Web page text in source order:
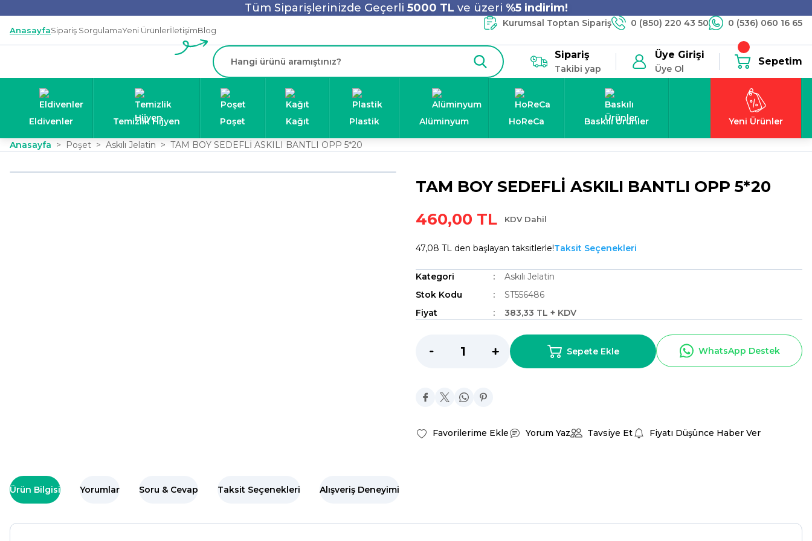
Tüm Siparişlerinizde Geçerli 5000 TL ve üzeri %5 indirim!
AnasayfaSipariş SorgulamaYeni ÜrünlerİletişimBlog
Kurumsal Toptan Sipariş 0 (850) 220 43 50 0 (536) 060 16 65
Sipariş
Takibi yap
Üye Girişi
Üye Ol
Sepetim
Eldivenler Temizlik Hijyen Poşet Kağıt Plastik Alüminyum HoReCa Baskılı Ürünler Yeni Ürünler
Anasayfa Poşet Askılı Jelatin TAM BOY SEDEFLİ ASKILI BANTLI OPP 5*20
TAM BOY SEDEFLİ ASKILI BANTLI OPP 5*20
460,00 TL
KDV Dahil
47,08 TL den başlayan taksitlerle!Taksit Seçenekleri
Kategori
Askılı Jelatin
Stok Kodu
ST556486
Fiyat
383,33 TL + KDV
Sepete Ekle WhatsApp Destek
Yorum Yaz Tavsiye Et Fiyatı Düşünce Haber Ver
Ürün Bilgisi Yorumlar Soru & Cevap Taksit Seçenekleri Alışveriş Deneyimi